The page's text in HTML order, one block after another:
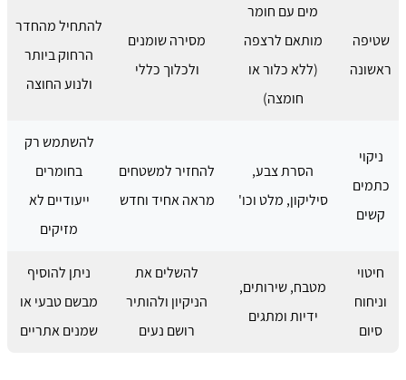
שטיפה
ראשונה
מים עם חומר
מותאם לרצפה
(ללא כלור או
חומצה)
מסירה שומנים
ולכלוך כללי
להתחיל מהחדר
הרחוק ביותר
ולנוע החוצה
ניקוי
כתמים
קשים
הסרת צבע,
סיליקון, מלט וכו'
להחזיר למשטחים
מראה אחיד וחדש
להשתמש רק
בחומרים
ייעודיים לא
מזיקים
חיטוי
וניחוח
סיום
מטבח, שירותים,
ידיות ומתגים
להשלים את
הניקיון ולהותיר
רושם נעים
ניתן להוסיף
מבשם טבעי או
שמנים אתריים